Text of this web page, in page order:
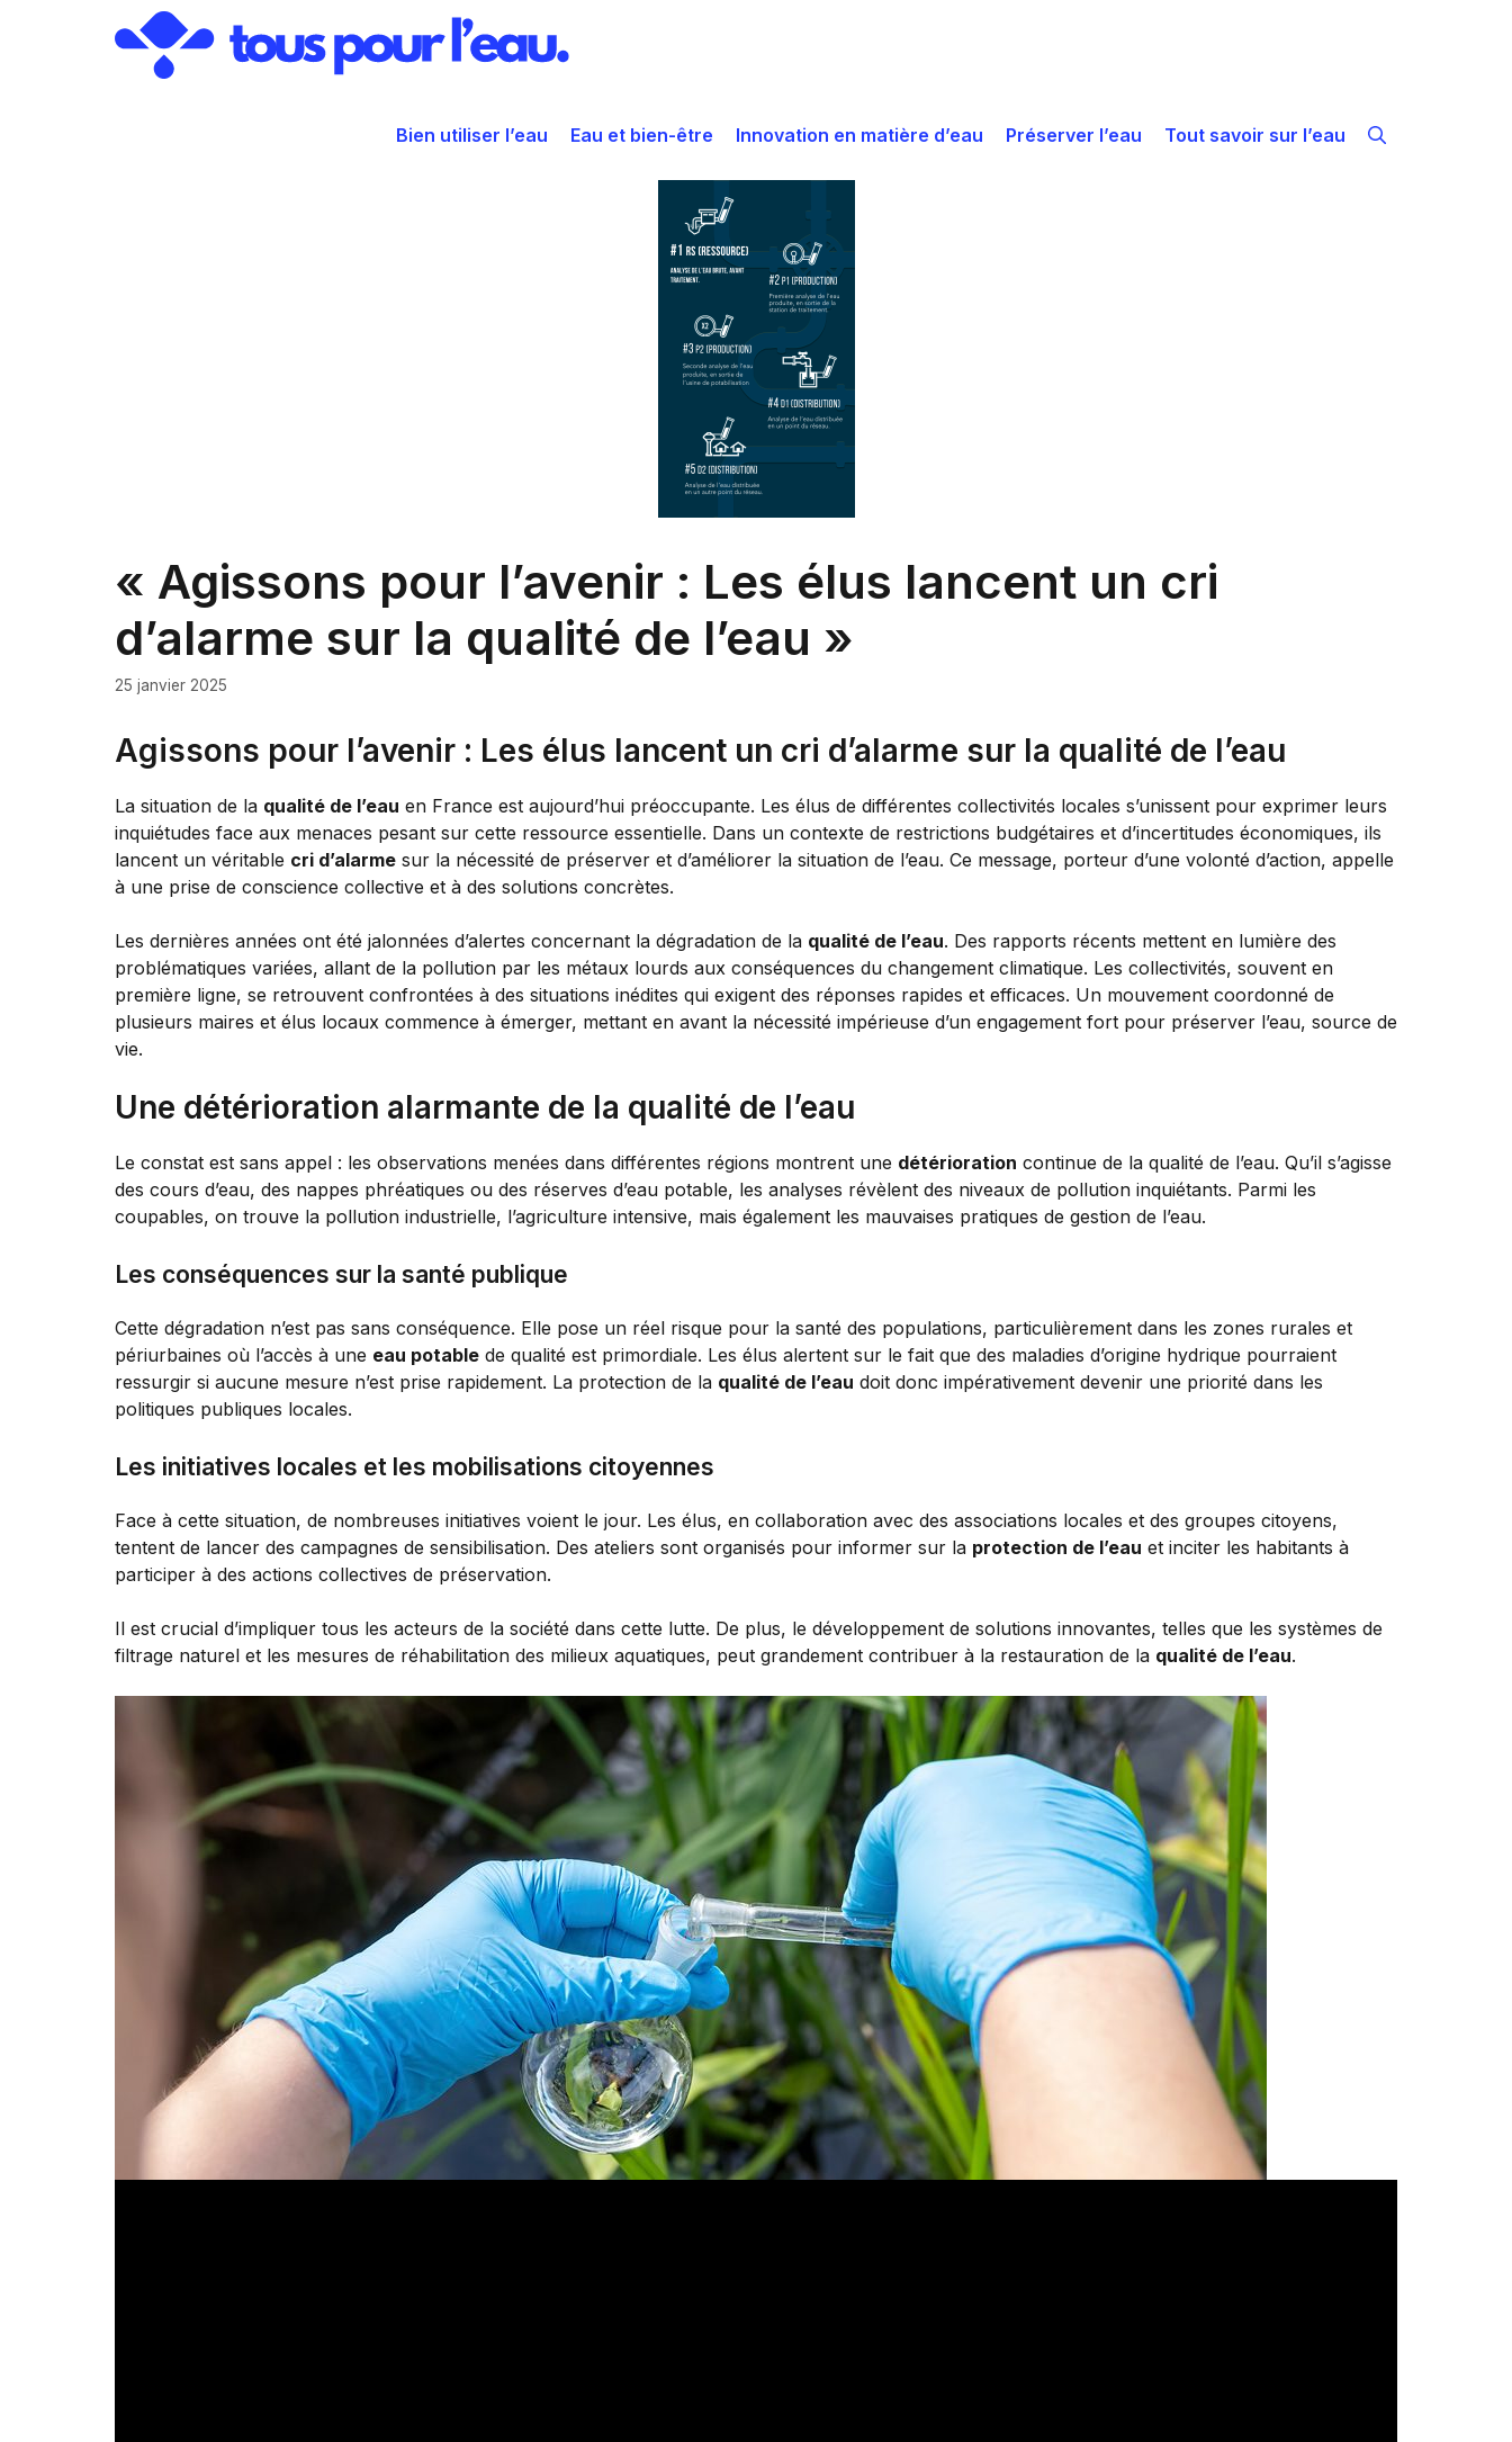
Bien utiliser l’eau Eau et bien-être Innovation en matière d’eau Préserver l’eau Tout savoir sur l’eau
« Agissons pour l’avenir : Les élus lancent un cri
d’alarme sur la qualité de l’eau »
25 janvier 2025
Agissons pour l’avenir : Les élus lancent un cri d’alarme sur la qualité de l’eau
La situation de la qualité de l’eau en France est aujourd’hui préoccupante. Les élus de différentes collectivités locales s’unissent pour exprimer leurs
inquiétudes face aux menaces pesant sur cette ressource essentielle. Dans un contexte de restrictions budgétaires et d’incertitudes économiques, ils
lancent un véritable cri d’alarme sur la nécessité de préserver et d’améliorer la situation de l’eau. Ce message, porteur d’une volonté d’action, appelle
à une prise de conscience collective et à des solutions concrètes.
Les dernières années ont été jalonnées d’alertes concernant la dégradation de la qualité de l’eau. Des rapports récents mettent en lumière des
problématiques variées, allant de la pollution par les métaux lourds aux conséquences du changement climatique. Les collectivités, souvent en
première ligne, se retrouvent confrontées à des situations inédites qui exigent des réponses rapides et efficaces. Un mouvement coordonné de
plusieurs maires et élus locaux commence à émerger, mettant en avant la nécessité impérieuse d’un engagement fort pour préserver l’eau, source de
vie.
Une détérioration alarmante de la qualité de l’eau
Le constat est sans appel : les observations menées dans différentes régions montrent une détérioration continue de la qualité de l’eau. Qu’il s’agisse
des cours d’eau, des nappes phréatiques ou des réserves d’eau potable, les analyses révèlent des niveaux de pollution inquiétants. Parmi les
coupables, on trouve la pollution industrielle, l’agriculture intensive, mais également les mauvaises pratiques de gestion de l’eau.
Les conséquences sur la santé publique
Cette dégradation n’est pas sans conséquence. Elle pose un réel risque pour la santé des populations, particulièrement dans les zones rurales et
périurbaines où l’accès à une eau potable de qualité est primordiale. Les élus alertent sur le fait que des maladies d’origine hydrique pourraient
ressurgir si aucune mesure n’est prise rapidement. La protection de la qualité de l’eau doit donc impérativement devenir une priorité dans les
politiques publiques locales.
Les initiatives locales et les mobilisations citoyennes
Face à cette situation, de nombreuses initiatives voient le jour. Les élus, en collaboration avec des associations locales et des groupes citoyens,
tentent de lancer des campagnes de sensibilisation. Des ateliers sont organisés pour informer sur la protection de l’eau et inciter les habitants à
participer à des actions collectives de préservation.
Il est crucial d’impliquer tous les acteurs de la société dans cette lutte. De plus, le développement de solutions innovantes, telles que les systèmes de
filtrage naturel et les mesures de réhabilitation des milieux aquatiques, peut grandement contribuer à la restauration de la qualité de l’eau.